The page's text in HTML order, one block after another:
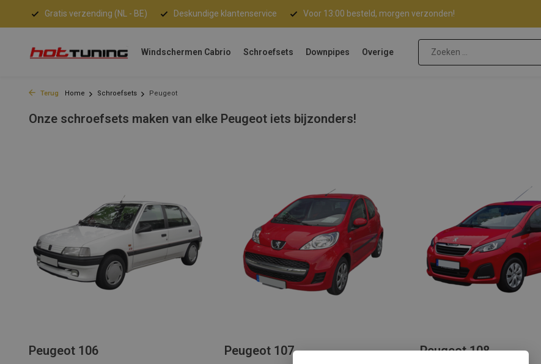
Gratis verzending (NL - BE) Deskundige klantenservice Voor 13:00 besteld, morgen verzonden!
Windschermen Cabrio Schroefsets Downpipes Overige
Terug Home Schroefsets Peugeot
Onze schroefsets maken van elke Peugeot iets bijzonders!
Peugeot 106 Peugeot 107 Peugeot 108